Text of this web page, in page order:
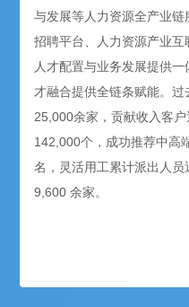
与发展等人力资源全产业
招聘平台、人力资源产业
人才配置与业务发展提供
才融合提供全链条赋能。
25,000余家，贡献收入客
142,000个，成功推荐中高
名，灵活用工累计派出人
9,600 余家。